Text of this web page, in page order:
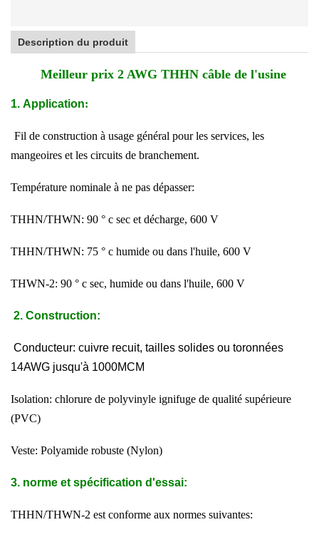
Description du produit
Meilleur prix 2 AWG THHN câble de l'usine
1. Application:
Fil de construction à usage général pour les services, les
mangeoires et les circuits de branchement.
Température nominale à ne pas dépasser:
THHN/THWN: 90 ° c sec et décharge, 600 V
THHN/THWN: 75 ° c humide ou dans l'huile, 600 V
THWN-2: 90 ° c sec, humide ou dans l'huile, 600 V
2. Construction:
Conducteur: cuivre recuit, tailles solides ou toronnées
14AWG jusqu'à 1000MCM
Isolation: chlorure de polyvinyle ignifuge de qualité supérieure
(PVC)
Veste: Polyamide robuste (Nylon)
3. norme et spécification d'essai:
THHN/THWN-2 est conforme aux normes suivantes: